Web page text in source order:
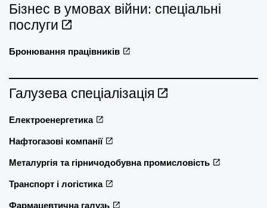
Бізнес в умовах війни: спеціальні
послуги
Бронювання працівників
Галузева спеціалізація
Електроенергетика
Нафтогазові компанії
Металургія та гірничодобувна промисловість
Транспорт і логістика
Фармацевтична галузь